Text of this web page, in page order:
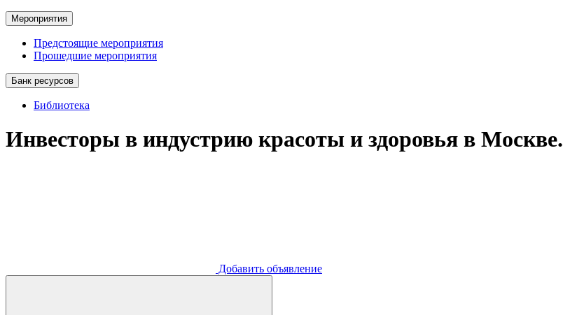
Мероприятия
Предстоящие мероприятия
Прошедшие мероприятия
Банк ресурсов
Библиотека
Инвесторы в индустрию красоты и здоровья в Москве.
Добавить объявление